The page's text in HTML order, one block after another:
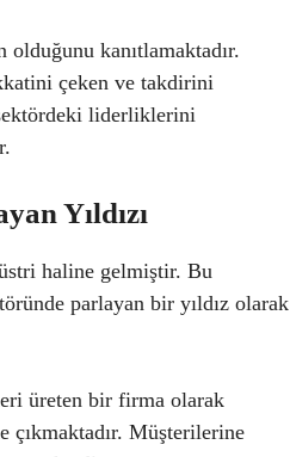
kanıtlamaktadır.
çeken ve takdirini
liderliklerini
Yıldızı
haline gelmiştir. Bu
parlayan bir yıldız olarak
üreten bir firma olarak
çıkmaktadır. Müşterilerine